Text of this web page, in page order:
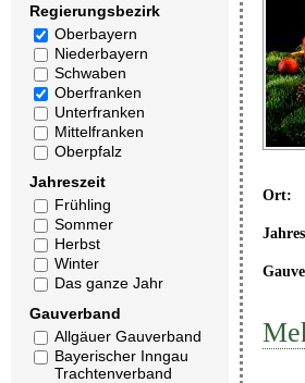
Regierungsbezirk
Oberbayern
Niederbayern
Schwaben
Oberfranken
Unterfranken
Mittelfranken
Oberpfalz
Jahreszeit
Frühling
Sommer
Herbst
Winter
Das ganze Jahr
Gauverband
Allgäuer Gauverband
Bayerischer Inngau
Trachtenverband
Ort: